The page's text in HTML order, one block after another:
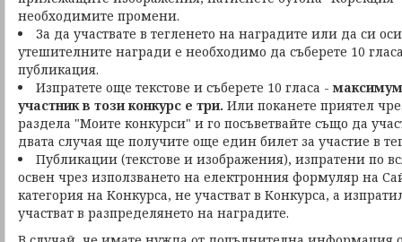
необходимите промени.
За да участвате в тегленето на наградите или да си
утешителните награди е необходимо да съберете 10
публикация.
Изпратете още текстове и съберете 10 гласа -
участник в този конкурс е три. Или поканете приятел
раздела "Моите конкурси" и го посъветвайте също да
двата случая ще получите още един билет за участие в
Публикации (текстове и изображения), изпратени по
освен чрез използването на електронния формуляр на
категория на Конкурса, не участват в Конкурса, а
участват в разпределянето на наградите.